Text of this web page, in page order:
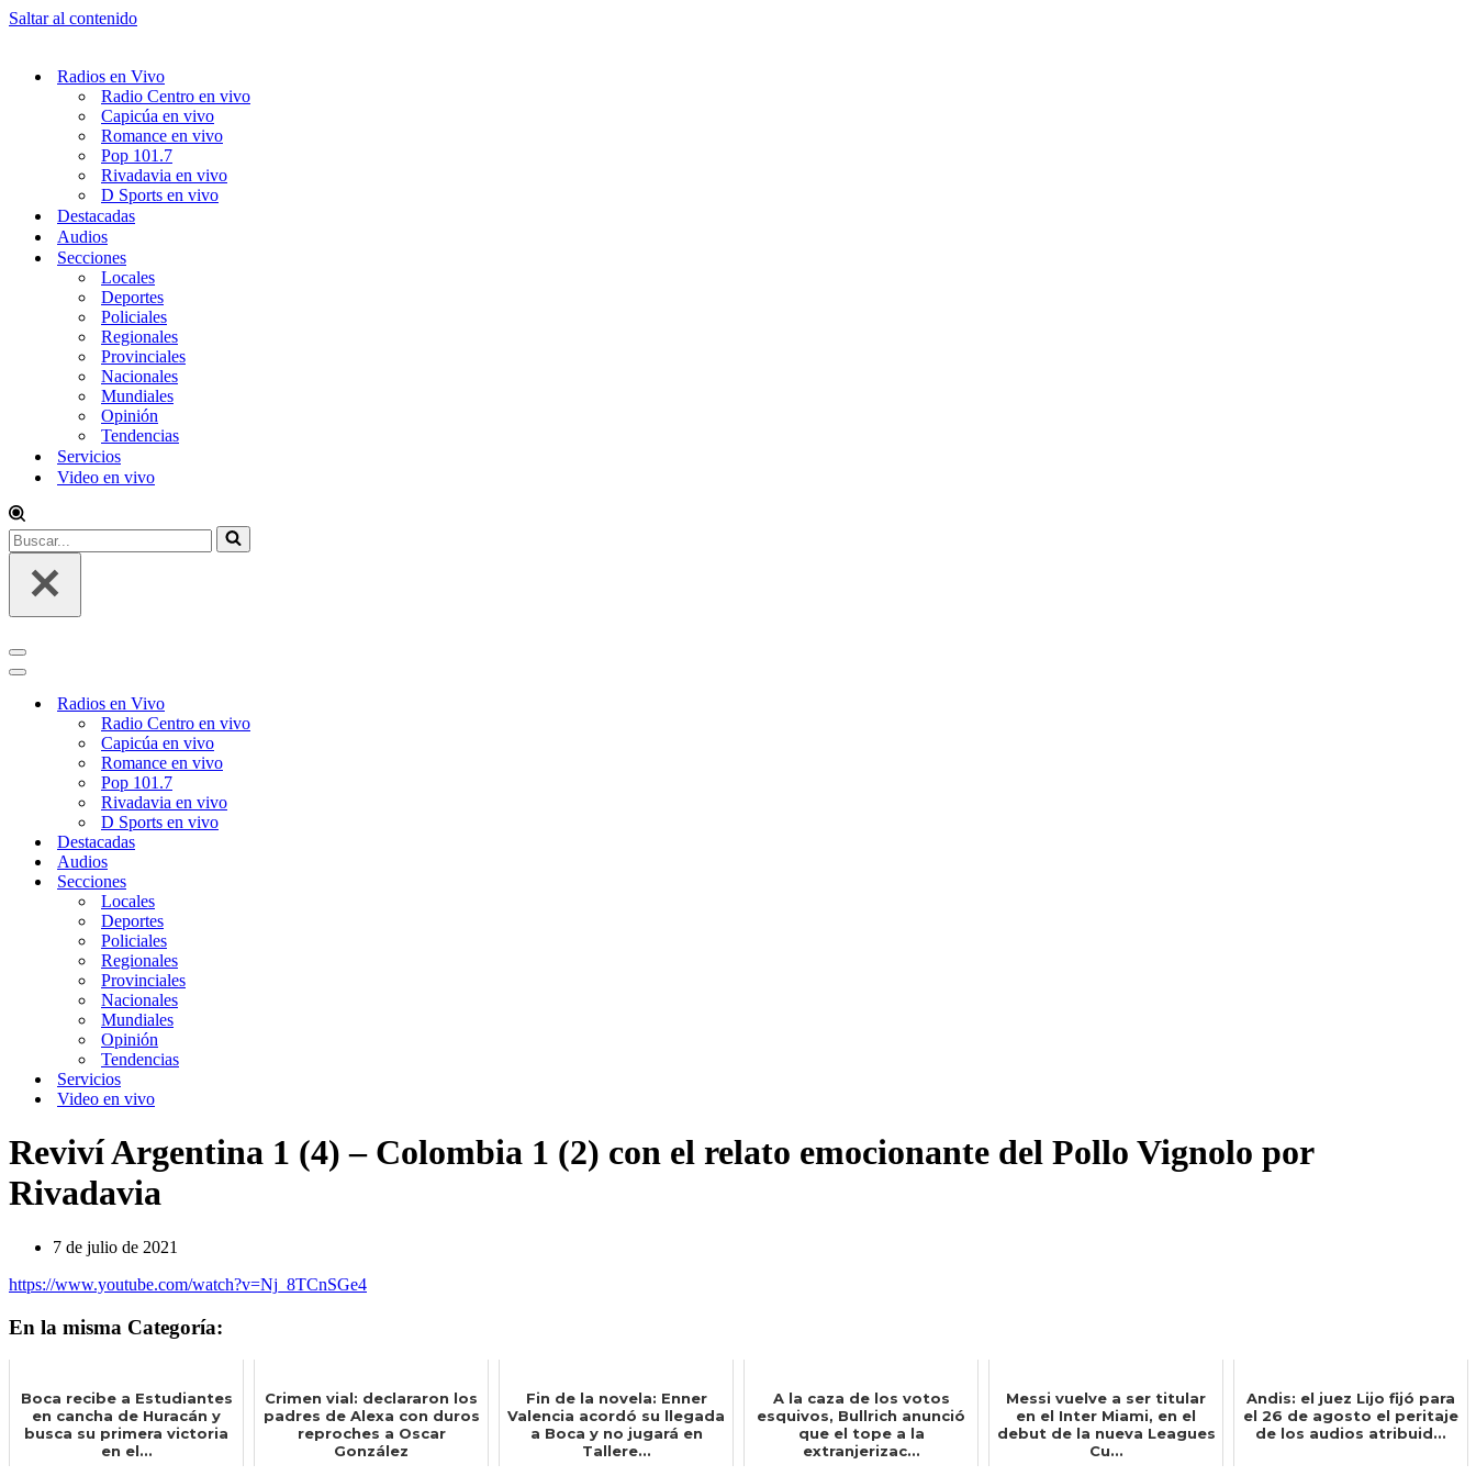
Saltar al contenido
Radios en Vivo
Radio Centro en vivo
Capicúa en vivo
Romance en vivo
Pop 101.7
Rivadavia en vivo
D Sports en vivo
Destacadas
Audios
Secciones
Locales
Deportes
Policiales
Regionales
Provinciales
Nacionales
Mundiales
Opinión
Tendencias
Servicios
Video en vivo
Radios en Vivo
Radio Centro en vivo
Capicúa en vivo
Romance en vivo
Pop 101.7
Rivadavia en vivo
D Sports en vivo
Destacadas
Audios
Secciones
Locales
Deportes
Policiales
Regionales
Provinciales
Nacionales
Mundiales
Opinión
Tendencias
Servicios
Video en vivo
Reviví Argentina 1 (4) – Colombia 1 (2) con el relato emocionante del Pollo Vignolo por
Rivadavia
7 de julio de 2021
https://www.youtube.com/watch?v=Nj_8TCnSGe4
En la misma Categoría:
Boca recibe a Estudiantes
en cancha de Huracán y
busca su primera victoria
en el...
Crimen vial: declararon los
padres de Alexa con duros
reproches a Oscar
González
Fin de la novela: Enner
Valencia acordó su llegada
a Boca y no jugará en
Tallere...
A la caza de los votos
esquivos, Bullrich anunció
que el tope a la
extranjerizac...
Messi vuelve a ser titular
en el Inter Miami, en el
debut de la nueva Leagues
Cu...
Andis: el juez Lijo fijó para
el 26 de agosto el peritaje
de los audios atribuid...